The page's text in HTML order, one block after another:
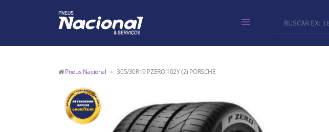
Pneus Nacional > 305/30R19 PZERO 102Y (2) PORSCHE